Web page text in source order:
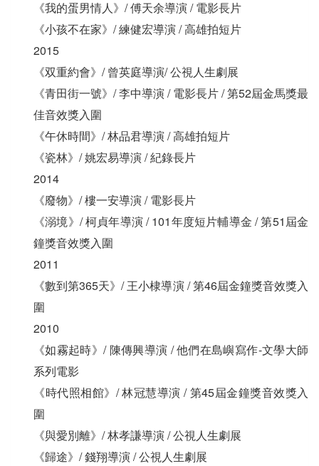
《我的蛋男情人》/ 傅天余導演 / 電影長片
《小孩不在家》/ 練健宏導演 / 高雄拍短片
2015
《双重約會》/ 曾英庭導演/ 公視人生劇展
《青田街一號》/ 李中導演 / 電影長片 / 第52屆金馬獎最
佳音效獎入圍
《午休時間》/ 林品君導演 / 高雄拍短片
《瓷林》/ 姚宏易導演 / 紀錄長片
2014
《廢物》/ 樓一安導演 / 電影長片
《溺境》/ 柯貞年導演 / 101年度短片輔導金 / 第51屆金
鐘獎音效獎入圍
2011
《數到第365天》/ 王小棣導演 / 第46屆金鐘獎音效獎入
圍
2010
《如霧起時》/ 陳傳興導演 / 他們在島嶼寫作-文學大師
系列電影
《時代照相館》/ 林冠慧導演 / 第45屆金鐘獎音效獎入
圍
《與愛別離》/ 林孝謙導演 / 公視人生劇展
《歸途》/ 錢翔導演 / 公視人生劇展